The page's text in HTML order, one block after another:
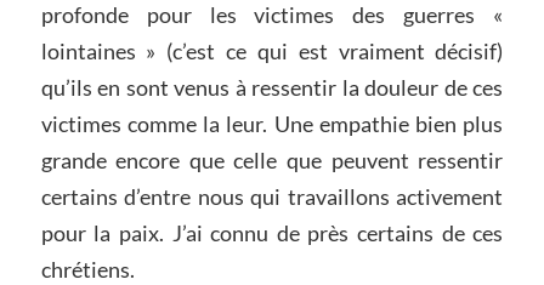
profonde pour les victimes des guerres «
lointaines » (c’est ce qui est vraiment décisif)
qu’ils en sont venus à ressentir la douleur de ces
victimes comme la leur. Une empathie bien plus
grande encore que celle que peuvent ressentir
certains d’entre nous qui travaillons activement
pour la paix. J’ai connu de près certains de ces
chrétiens.